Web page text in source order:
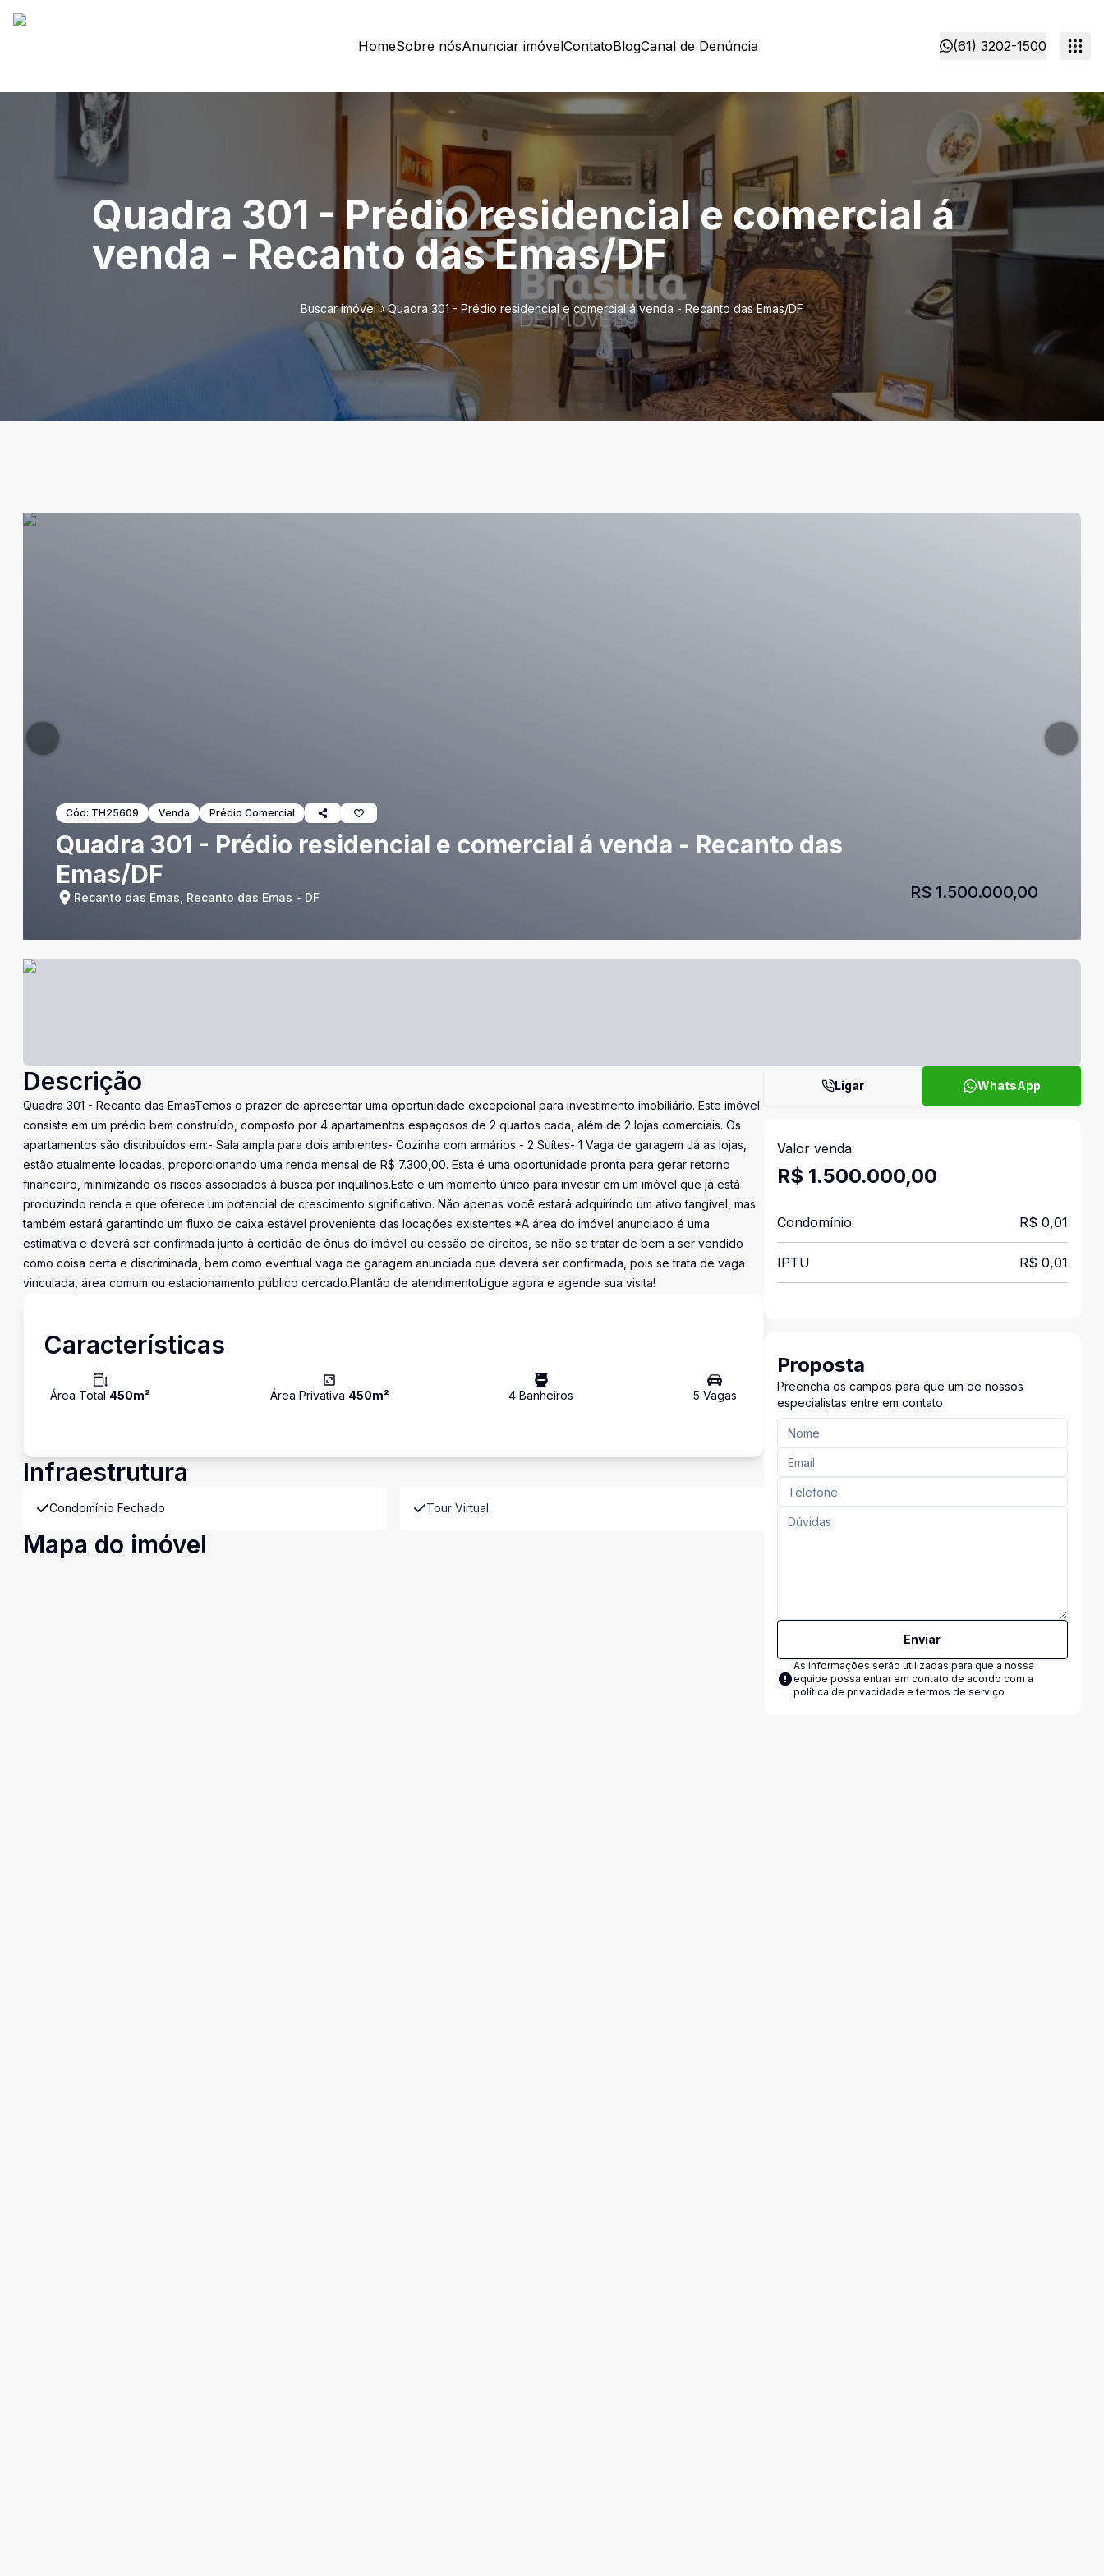
HomeSobre nósAnunciar imóvelContatoBlogCanal de Denúncia (61) 3202-1500
Quadra 301 - Prédio residencial e comercial á
venda - Recanto das Emas/DF
Buscar imóvel Quadra 301 - Prédio residencial e comercial á venda - Recanto das Emas/DF
Cód: TH25609 Venda Prédio Comercial
Quadra 301 - Prédio residencial e comercial á venda - Recanto das
Emas/DF
Recanto das Emas, Recanto das Emas - DF R$ 1.500.000,00
Descrição
Quadra 301 - Recanto das EmasTemos o prazer de apresentar uma oportunidade excepcional para investimento imobiliário. Este imóvel
consiste em um prédio bem construído, composto por 4 apartamentos espaçosos de 2 quartos cada, além de 2 lojas comerciais. Os
apartamentos são distribuídos em:- Sala ampla para dois ambientes- Cozinha com armários - 2 Suítes- 1 Vaga de garagem Já as lojas,
estão atualmente locadas, proporcionando uma renda mensal de R$ 7.300,00. Esta é uma oportunidade pronta para gerar retorno
financeiro, minimizando os riscos associados à busca por inquilinos.Este é um momento único para investir em um imóvel que já está
produzindo renda e que oferece um potencial de crescimento significativo. Não apenas você estará adquirindo um ativo tangível, mas
também estará garantindo um fluxo de caixa estável proveniente das locações existentes.*A área do imóvel anunciado é uma
estimativa e deverá ser confirmada junto à certidão de ônus do imóvel ou cessão de direitos, se não se tratar de bem a ser vendido
como coisa certa e discriminada, bem como eventual vaga de garagem anunciada que deverá ser confirmada, pois se trata de vaga
vinculada, área comum ou estacionamento público cercado.Plantão de atendimentoLigue agora e agende sua visita!
Características
Área Total 450m² Área Privativa 450m² 4 Banheiros 5 Vagas
Infraestrutura
Condomínio Fechado Tour Virtual
Mapa do imóvel
Ligar WhatsApp
Valor venda
R$ 1.500.000,00
Condomínio R$ 0,01
IPTU R$ 0,01
Proposta
Preencha os campos para que um de nossos
especialistas entre em contato
Enviar
As informações serão utilizadas para que a nossa
equipe possa entrar em contato de acordo com a
política de privacidade e termos de serviço